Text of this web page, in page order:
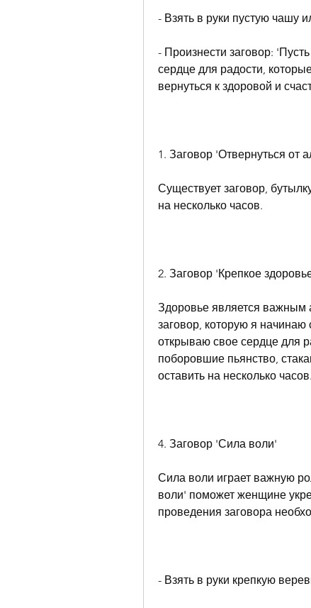
- Взять в руки пустую чашу
- Произнести заговор:
сердце для радости,
вернуться к здоровой и
1. Заговор 'Отвернуться от
Существует заговор,
на несколько часов.
2. Заговор 'Крепкое
Здоровье является важным
заговор, которую я
открываю свое сердце для
поборовшие пьянство,
оставить на несколько часов.
4. Заговор 'Сила воли'
Сила воли играет важную
воли' поможет женщине
проведения заговора
- Взять в руки крепкую